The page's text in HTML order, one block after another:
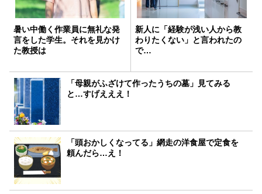
暑い中働く作業員に無礼な発
言をした学生。それを見かけ
た教授は
新人に「経験が浅い人から教
わりたくない」と言われたの
で…
「母親がふざけて作ったうちの墓」見てみる
と…すげえええ！
「頭おかしくなってる」網走の洋食屋で定食を
頼んだら…え！